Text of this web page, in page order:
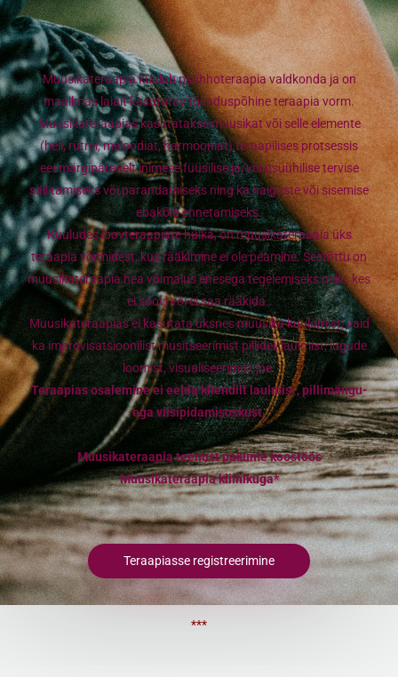
Muusikateraapia kuulub psühhoteraapia valdkonda ja on
maailmas laialt kasutatav tõenduspõhine teraapia vorm.
Muusikateraapias kasutatakse muusikat või selle elemente
(heli, rütmi, meloodiat, harmooniat) teraapilises protsessis
eesmärgipäraselt inimese füüsilise ja/või psüühilise tervise
säilitamiseks või parandamiseks ning ka haiguste või sisemise
ebakõla ennetamiseks.
Kuuludes loovteraapiate hulka, on muusikateraapia üks
teraapia vormidest, kus rääkimine ei ole peamine. Seetõttu on
muusikateraapia hea võimalus enesega tegelemiseks neile, kes
ei soovi või ei saa rääkida.
Muusikateraapias ei kasutata üksnes muusika kuulamist, vaid
ka improvisatsioonilist musitseerimist pillidel, laulmist, lugude
loomist, visualiseerimist jne.
Teraapias osalemine ei eelda kliendilt laulmis-, pillimängu-
ega viisipidamisoskust.
Muusikateraapia teenust pakume koostöös
Muusikateraapia kliinikuga*
Teraapiasse registreerimine
***